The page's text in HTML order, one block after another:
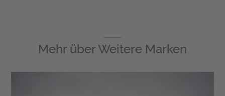
Mehr überWeitere Marken